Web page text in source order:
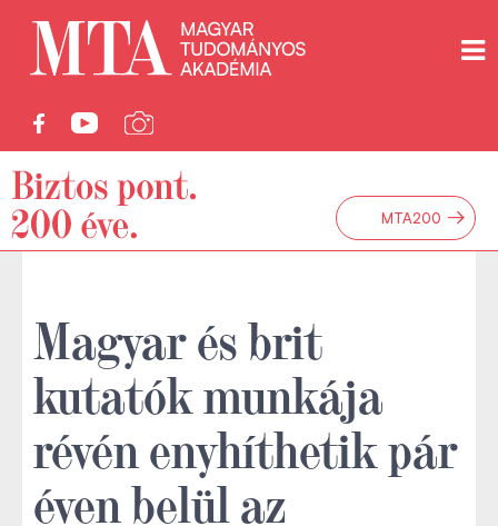
MTA200 →
Magyar és brit
kutatók munkája
révén enyhíthetik pár
éven belül az